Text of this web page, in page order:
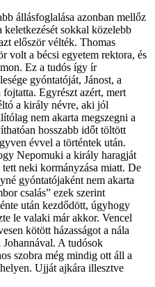
állásfoglalása azonban mellőz
keletkezését sokkal közelebb
először vélték. Thomas
volt a bécsi egyetem rektora, és
Ez a tudós így ír
gyóntatóját, Jánost, a
Egyrészt azért, mert
a király névre, aki jól
nem akarta megszegni a
hosszabb időt töltött
évvel a történtek után.
Nepomuki a király haragját
neki kormányzása miatt. De
gyóntatójaként nem akarta
csalás” ezek szerint
után kezdődött, úgyhogy
le valaki már akkor. Vencel
kötött házasságot a nála
A tudósok
szobra még mindig ott áll a
Ujját ajkára illesztve